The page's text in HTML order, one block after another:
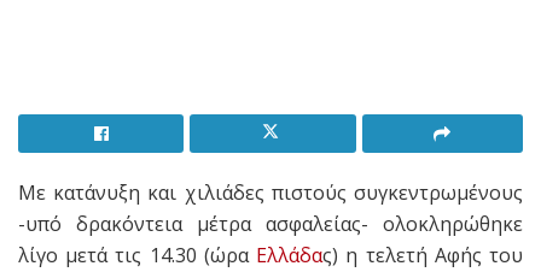
Με κατάνυξη και χιλιάδες πιστούς συγκεντρωμένους
-υπό δρακόντεια μέτρα ασφαλείας- ολοκληρώθηκε
λίγο μετά τις 14.30 (ώρα Ελλάδας) η τελετή Αφής του